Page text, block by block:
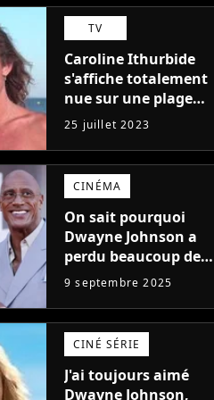
plus médiocres jamais
réalisés"
TV
Caroline Ithurbide
s'affiche totalement
nue sur une plage
naturiste : "je ne
pensais pas que
j'arriverais à le
faire..."
25 juillet 2023
CINÉMA
On sait pourquoi
Dwayne Johnson a
perdu beaucoup de
poids et c'est pour
une raison
importante
9 septembre 2025
CINÉ SÉRIE
J'ai toujours aimé
Dwayne Johnson,